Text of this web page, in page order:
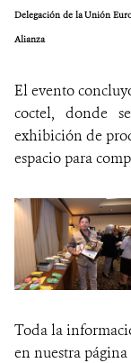
Delegación de la Unión
Alianza
El evento
coctel, donde
exhibición de
espacio para
Toda la
en nuestra página